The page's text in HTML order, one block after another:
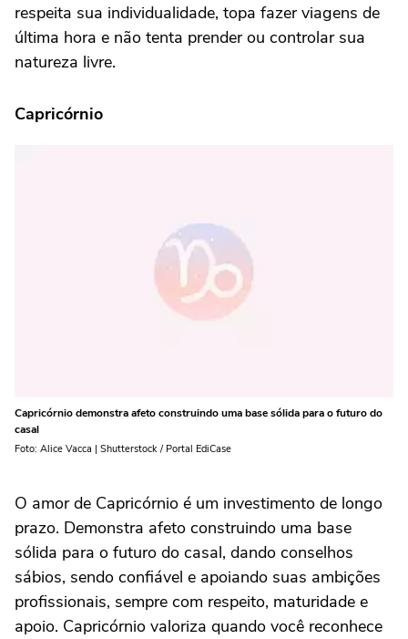
respeita sua individualidade, topa fazer viagens de
última hora e não tenta prender ou controlar sua
natureza livre.
Capricórnio
Capricórnio demonstra afeto construindo uma base sólida para o futuro do
casal
Foto: Alice Vacca | Shutterstock / Portal EdiCase
O amor de Capricórnio é um investimento de longo
prazo. Demonstra afeto construindo uma base
sólida para o futuro do casal, dando conselhos
sábios, sendo confiável e apoiando suas ambições
profissionais, sempre com respeito, maturidade e
apoio. Capricórnio valoriza quando você reconhece